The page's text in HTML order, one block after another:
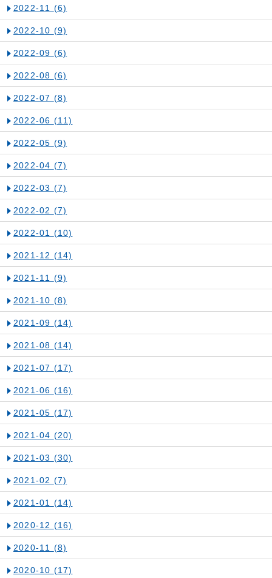
2022-11 (6)
2022-10 (9)
2022-09 (6)
2022-08 (6)
2022-07 (8)
2022-06 (11)
2022-05 (9)
2022-04 (7)
2022-03 (7)
2022-02 (7)
2022-01 (10)
2021-12 (14)
2021-11 (9)
2021-10 (8)
2021-09 (14)
2021-08 (14)
2021-07 (17)
2021-06 (16)
2021-05 (17)
2021-04 (20)
2021-03 (30)
2021-02 (7)
2021-01 (14)
2020-12 (16)
2020-11 (8)
2020-10 (17)